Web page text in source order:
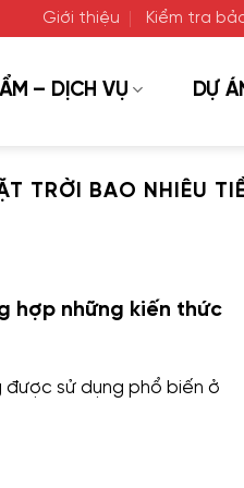
Giới thiệu Kiểm tra
– DỊCH VỤ DỰ
TRỜI BAO NHIÊU
hợp những kiến thức
sử dụng phổ biến ở